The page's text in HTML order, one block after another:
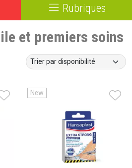
Rubriques
et premiers soins
New